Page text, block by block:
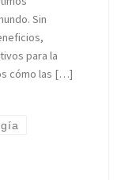
Sin
para la
cómo las […]